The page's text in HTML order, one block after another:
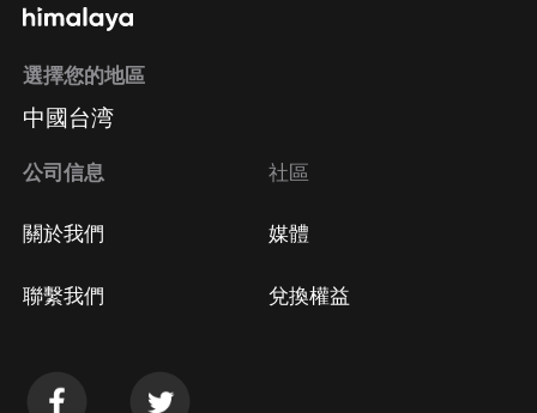
選擇您的地區
中國台湾
公司信息
關於我們
聯繫我們
社區
媒體
兌換權益